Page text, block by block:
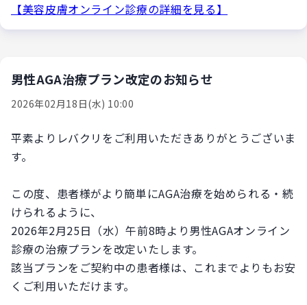
【美容皮膚オンライン診療の詳細を見る】
男性AGA治療プラン改定のお知らせ
2026年02月18日(水) 10:00
平素よりレバクリをご利用いただきありがとうございま
す。
この度、患者様がより簡単にAGA治療を始められる・続
けられるように、
2026年2月25日（水）午前8時より男性AGAオンライン
診療の治療プランを改定いたします。
該当プランをご契約中の患者様は、これまでよりもお安
くご利用いただけます。